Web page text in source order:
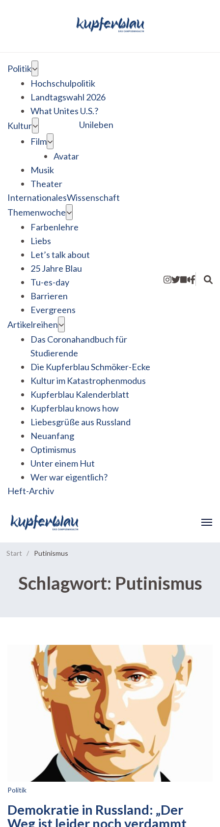
Politik
Hochschulpolitik
Landtagswahl 2026
What Unites U.S.?
Kultur
Film
Avatar
Musik
Theater
Unileben
InternationalesWissenschaft
Themenwoche
Farbenlehre
Liebs
Let’s talk about
25 Jahre Blau
Tu-es-day
Barrieren
Evergreens
Artikelreihen
Das Coronahandbuch für
Studierende
Die Kupferblau Schmöker-Ecke
Kultur im Katastrophenmodus
Kupferblau Kalenderblatt
Kupferblau knows how
Liebesgrüße aus Russland
Neuanfang
Optimismus
Unter einem Hut
Wer war eigentlich?
Heft-Archiv
Start / Putinismus
Schlagwort: Putinismus
Politik
Demokratie in Russland: „Der
Weg ist leider noch verdammt